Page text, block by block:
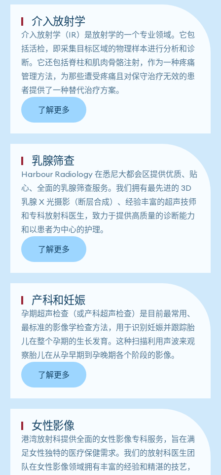
介入放射学
介入放射学（IR）是放射学的一个专业领域。它包
括活检，即采集目标区域的物理样本进行分析和诊
断。它还包括脊柱和肌肉骨骼注射，作为一种疼痛
管理方法，为那些遭受疼痛且对保守治疗无效的患
者提供了一种替代治疗方案。
了解更多
乳腺筛查
Harbour Ra​​diology 在悉尼大都会区提供优质、贴
心、全面的乳腺筛查服务。我们拥有最先进的 3D
乳腺 X 光摄影（断层合成）、经验丰富的超声技师
和专科放射科医生，致力于提供高质量的诊断能力
和以患者为中心的护理。
了解更多
产科和妊娠
孕期超声检查（或产科超声检查）是目前最常用、
最标准的影像学检查方法，用于识别妊娠并跟踪胎
儿在整个孕期的生长发育。这种扫描利用声波来观
察胎儿在从孕早期到孕晚期各个阶段的影像。
了解更多
女性影像
港湾放射科提供全面的女性影像专科服务，旨在满
足女性独特的医疗保健需求。我们的放射科医生团
队在女性影像领域拥有丰富的经验和精湛的技艺，